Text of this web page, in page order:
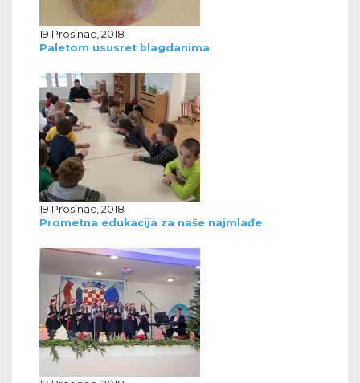
19 Prosinac, 2018
Paletom ususret blagdanima
19 Prosinac, 2018
Prometna edukacija za naše najmlađe